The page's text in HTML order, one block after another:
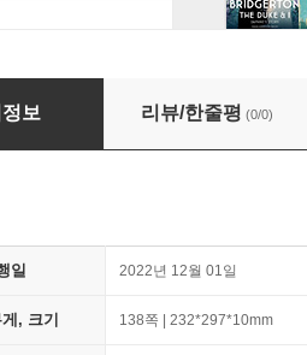
年冬號
보 리뷰/한줄평 (0/0)
일 2022년 12월 01일
, 크기 138쪽 | 232*297*10mm